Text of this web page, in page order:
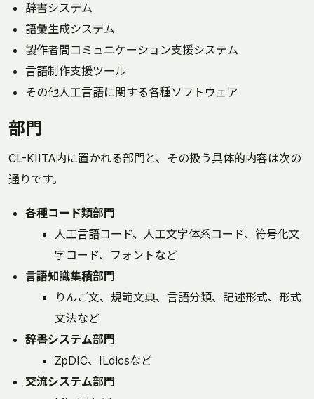
辞書システム
語彙生成システム
製作者間コミュニケーション支援システム
言語制作支援ツール
その他人工言語に関する各種ソフトウェア
部門
CL-KIITA内に置かれる部門と、その扱う具体的内容は次の
通りです。
各種コード類部門
人工言語コード、人工文字体系コード、符号化文
字コード、フォントなど
言語知識集積部門
りんご文、規範文典、言語分類、記述形式、形式
文法など
辞書システム部門
ZpDIC、ILdicsなど
交流システム部門